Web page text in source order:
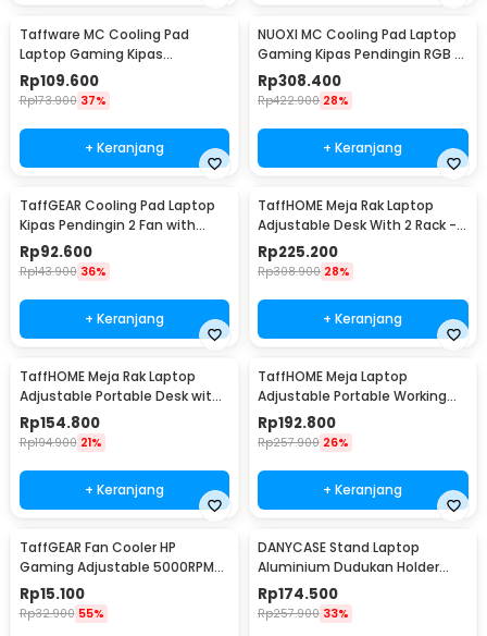
Taffware MC Cooling Pad
Laptop Gaming Kipas
Pendingin 6 Fan 15.6 Inch - Q3
Rp109.600
Rp173.900 37%
+ Keranjang
NUOXI MC Cooling Pad Laptop
Gaming Kipas Pendingin RGB 2
Fan 18 Inch - X500
Rp308.400
Rp422.900 28%
+ Keranjang
TaffGEAR Cooling Pad Laptop
Kipas Pendingin 2 Fan with
Knob Speed - Q100
Rp92.600
Rp143.900 36%
+ Keranjang
TaffHOME Meja Rak Laptop
Adjustable Desk With 2 Rack -
ND03
Rp225.200
Rp308.900 28%
+ Keranjang
TaffHOME Meja Rak Laptop
Adjustable Portable Desk with 1
Rack - ND03
Rp154.800
Rp194.900 21%
+ Keranjang
TaffHOME Meja Laptop
Adjustable Portable Working
Desk 3 Layer 60x40cm - ND04
Rp192.800
Rp257.900 26%
+ Keranjang
TaffGEAR Fan Cooler HP
Gaming Adjustable 5000RPM
Kipas Pendingin 5V - G6
Rp15.100
Rp32.900 55%
DANYCASE Stand Laptop
Aluminium Dudukan Holder
Foldable Cooling Fan - DC1316
Rp174.500
Rp257.900 33%